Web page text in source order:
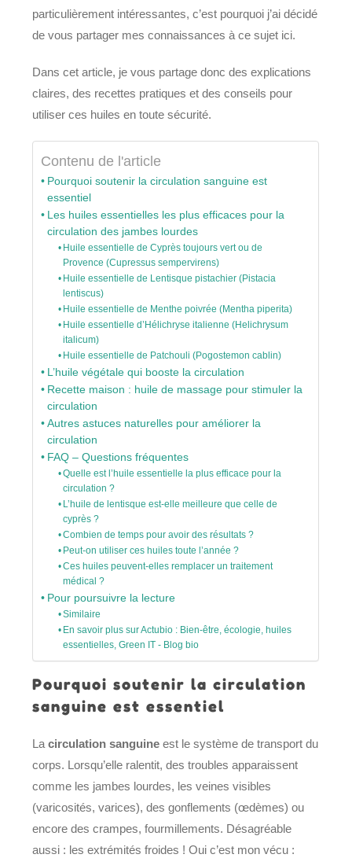
particulièrement intéressantes, c’est pourquoi j’ai décidé
de vous partager mes connaissances à ce sujet ici.
Dans cet article, je vous partage donc des explications
claires, des recettes pratiques et des conseils pour
utiliser ces huiles en toute sécurité.
Contenu de l'article
Pourquoi soutenir la circulation sanguine est
essentiel
Les huiles essentielles les plus efficaces pour la
circulation des jambes lourdes
Huile essentielle de Cyprès toujours vert ou de
Provence (Cupressus sempervirens)
Huile essentielle de Lentisque pistachier (Pistacia
lentiscus)
Huile essentielle de Menthe poivrée (Mentha piperita)
Huile essentielle d’Hélichryse italienne (Helichrysum
italicum)
Huile essentielle de Patchouli (Pogostemon cablin)
L’huile végétale qui booste la circulation
Recette maison : huile de massage pour stimuler la
circulation
Autres astuces naturelles pour améliorer la
circulation
FAQ – Questions fréquentes
Quelle est l’huile essentielle la plus efficace pour la
circulation ?
L’huile de lentisque est-elle meilleure que celle de
cyprès ?
Combien de temps pour avoir des résultats ?
Peut-on utiliser ces huiles toute l’année ?
Ces huiles peuvent-elles remplacer un traitement
médical ?
Pour poursuivre la lecture
Similaire
En savoir plus sur Actubio : Bien-être, écologie, huiles
essentielles, Green IT - Blog bio
Pourquoi soutenir la circulation
sanguine est essentiel
Lacirculation sanguine est le système de transport du
corps. Lorsqu’elle ralentit, des troubles apparaissent
comme les jambes lourdes, les veines visibles
(varicosités, varices), des gonflements (œdèmes) ou
encore des crampes, fourmillements. Désagréable
aussi : les extrémités froides ! Oui c’est mon vécu :